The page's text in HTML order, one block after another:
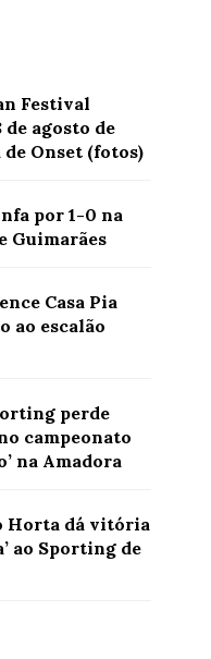
Festival
de agosto de
Onset (fotos)
por 1-0 na
Guimarães
Casa Pia
ao escalão
perde
campeonato
na Amadora
Horta dá vitória
ao Sporting de